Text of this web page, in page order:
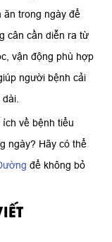
ăn trong ngày để
cân cần diễn ra từ
vận động phù hợp
người bệnh cải
về bệnh tiểu
ngày? Hãy có thể
để không bỏ